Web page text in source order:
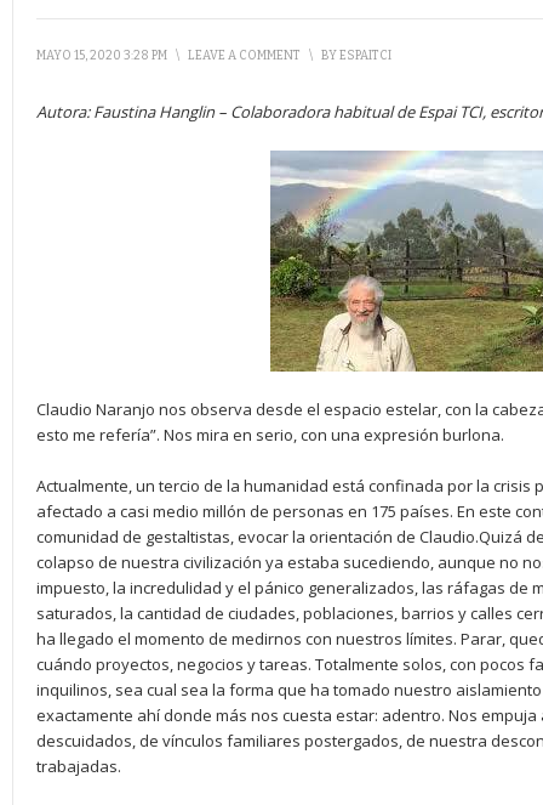
MAYO 15, 2020 3:28 PM \ LEAVE A COMMENT \ BYESPAITCI
Autora: Faustina Hanglin – Colaboradora habitual de Espai TCI,
Claudio Naranjo nos observa desde el espacio estelar, con la
esto me refería”. Nos mira en serio, con una expresión burlona.
Actualmente, un tercio de la humanidad está confinada por la crisis
afectado a casi medio millón de personas en 175 países. En este
comunidad de gestaltistas, evocar la orientación de Claudio.Quizá
colapso de nuestra civilización ya estaba sucediendo, aunque no
impuesto, la incredulidad y el pánico generalizados, las ráfagas de
saturados, la cantidad de ciudades, poblaciones, barrios y calles
ha llegado el momento de medirnos con nuestros límites. Parar,
cuándo proyectos, negocios y tareas. Totalmente solos, con pocos
inquilinos, sea cual sea la forma que ha tomado nuestro
exactamente ahí donde más nos cuesta estar: adentro. Nos
descuidados, de vínculos familiares postergados, de nuestra
trabajadas.